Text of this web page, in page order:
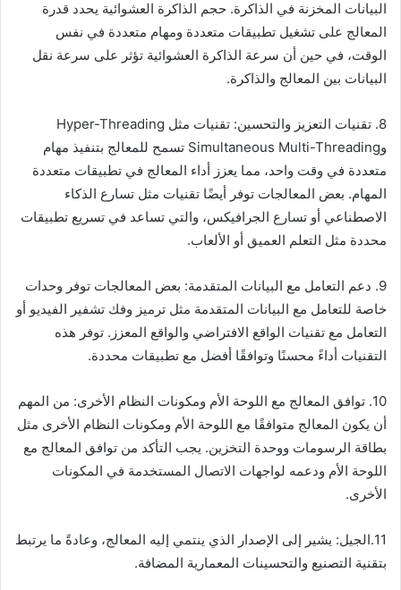
البيانات المخزنة في الذاكرة. حجم الذاكرة العشوائية يحدد قدرة
المعالج على تشغيل تطبيقات متعددة ومهام متعددة في نفس
الوقت، في حين أن سرعة الذاكرة العشوائية تؤثر على سرعة نقل
البيانات بين المعالج والذاكرة.
8. تقنيات التعزيز والتحسين: تقنيات مثل Hyper-Threading
وSimultaneous Multi-Threading تسمح للمعالج بتنفيذ مهام
متعددة في وقت واحد، مما يعزز أداء المعالج في تطبيقات متعددة
المهام. بعض المعالجات توفر أيضًا تقنيات مثل تسارع الذكاء
الاصطناعي أو تسارع الجرافيكس، والتي تساعد في تسريع تطبيقات
محددة مثل التعلم العميق أو الألعاب.
9. دعم التعامل مع البيانات المتقدمة: بعض المعالجات توفر وحدات
خاصة للتعامل مع البيانات المتقدمة مثل ترميز وفك تشفير الفيديو أو
التعامل مع تقنيات الواقع الافتراضي والواقع المعزز. توفر هذه
التقنيات أداءً محسنًا وتوافقًا أفضل مع تطبيقات محددة.
10. توافق المعالج مع اللوحة الأم ومكونات النظام الأخرى: من المهم
أن يكون المعالج متوافقًا مع اللوحة الأم ومكونات النظام الأخرى مثل
بطاقة الرسومات ووحدة التخزين. يجب التأكد من توافق المعالج مع
اللوحة الأم ودعمه لواجهات الاتصال المستخدمة في المكونات
الأخرى.
11.الجيل: يشير إلى الإصدار الذي ينتمي إليه المعالج، وعادةً ما يرتبط
بتقنية التصنيع والتحسينات المعمارية المضافة.